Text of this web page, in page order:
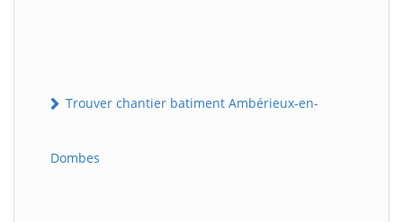
Trouver chantier batiment Ambérieux-en-
Dombes